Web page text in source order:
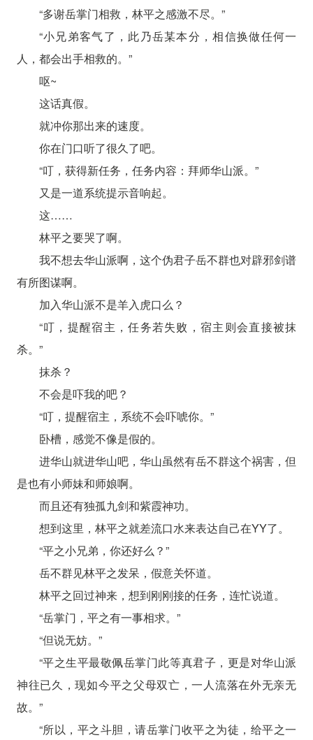
“多谢岳掌门相救，林平之感激不尽。”
“小兄弟客气了，此乃岳某本分，相信换做任何一
人，都会出手相救的。”
呕~
这话真假。
就冲你那出来的速度。
你在门口听了很久了吧。
“叮，获得新任务，任务内容：拜师华山派。”
又是一道系统提示音响起。
这……
林平之要哭了啊。
我不想去华山派啊，这个伪君子岳不群也对辟邪剑谱
有所图谋啊。
加入华山派不是羊入虎口么？
“叮，提醒宿主，任务若失败，宿主则会直接被抹
杀。”
抹杀？
不会是吓我的吧？
“叮，提醒宿主，系统不会吓唬你。”
卧槽，感觉不像是假的。
进华山就进华山吧，华山虽然有岳不群这个祸害，但
是也有小师妹和师娘啊。
而且还有独孤九剑和紫霞神功。
想到这里，林平之就差流口水来表达自己在YY了。
“平之小兄弟，你还好么？”
岳不群见林平之发呆，假意关怀道。
林平之回过神来，想到刚刚接的任务，连忙说道。
“岳掌门，平之有一事相求。”
“但说无妨。”
“平之生平最敬佩岳掌门此等真君子，更是对华山派
神往已久，现如今平之父母双亡，一人流落在外无亲无
故。”
“所以，平之斗胆，请岳掌门收平之为徒，给平之一